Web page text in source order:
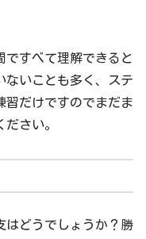
ですべて理解できると
ないことも多く、ステ
習だけですのでまだま
さい。
はどうでしょうか？勝